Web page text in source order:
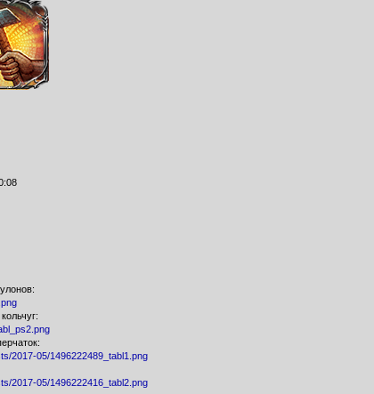
2017-05/1496222489_tabl1.png
2017-05/1496222416_tabl2.png